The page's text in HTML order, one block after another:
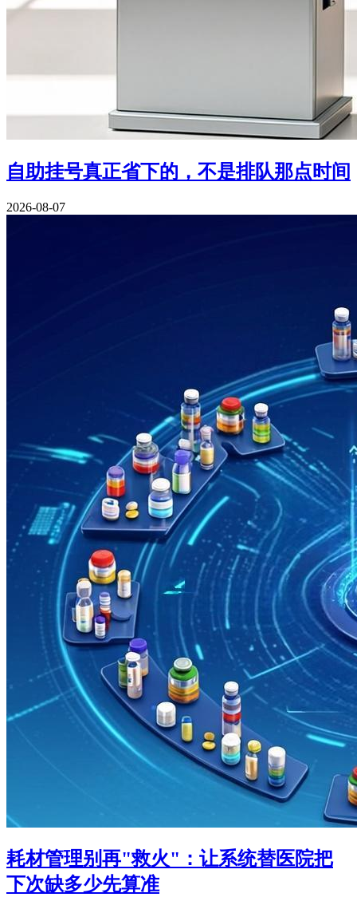
自助挂号真正省下的，不是排队那点时间
2026-08-07
耗材管理别再"救火"：让系统替医院把
下次缺多少先算准